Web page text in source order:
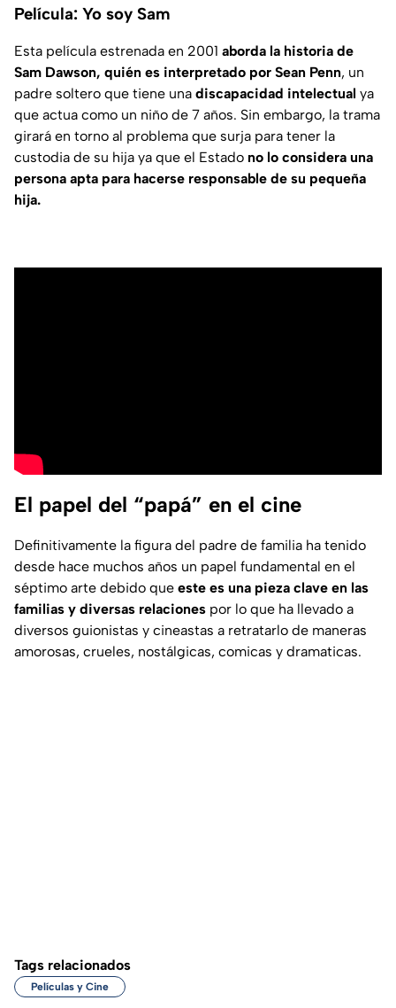
Película: Yo soy Sam
Esta película estrenada en 2001 aborda la historia de
Sam Dawson, quién es interpretado por Sean Penn, un
padre soltero que tiene una discapacidad intelectual ya
que actua como un niño de 7 años. Sin embargo, la trama
girará en torno al problema que surja para tener la
custodia de su hija ya que el Estado no lo considera una
persona apta para hacerse responsable de su pequeña
hija.
El papel del “papá” en el cine
Definitivamente la figura del padre de familia ha tenido
desde hace muchos años un papel fundamental en el
séptimo arte debido que este es una pieza clave en las
familias y diversas relaciones por lo que ha llevado a
diversos guionistas y cineastas a retratarlo de maneras
amorosas, crueles, nostálgicas, comicas y dramaticas.
Tags relacionados
Películas y Cine